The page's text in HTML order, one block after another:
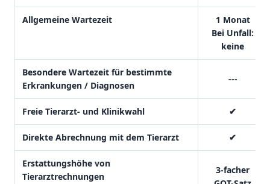
Allgemeine Wartezeit
1 Monat
Bei Unfall:
keine
Besondere Wartezeit für bestimmte
Erkrankungen / Diagnosen
---
Freie Tierarzt- und Klinikwahl ✔
Direkte Abrechnung mit dem Tierarzt ✔
Erstattungshöhe von
Tierarztrechnungen
3-facher